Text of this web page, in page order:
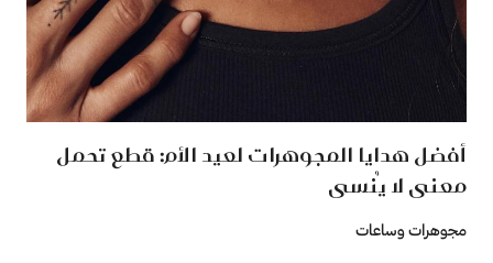
أفضل هدايا المجوهرات لعيد الأم: قطع تحمل
معنى لا يُنسى
مجوهرات وساعات